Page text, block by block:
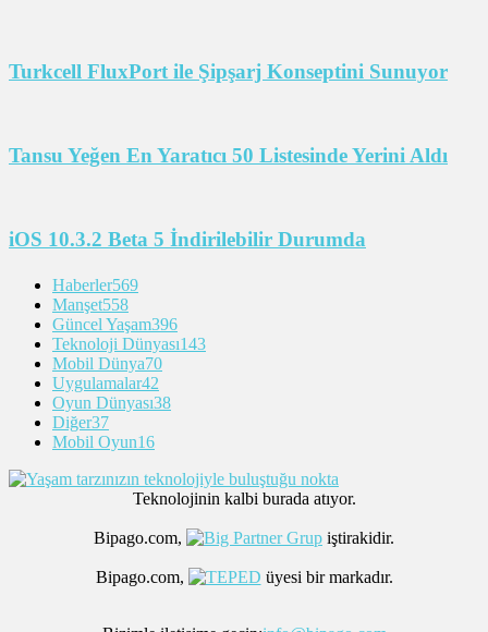
Turkcell FluxPort ile Şipşarj Konseptini Sunuyor
Tansu Yeğen En Yaratıcı 50 Listesinde Yerini Aldı
iOS 10.3.2 Beta 5 İndirilebilir Durumda
Haberler569
Manşet558
Güncel Yaşam396
Teknoloji Dünyası143
Mobil Dünya70
Uygulamalar42
Oyun Dünyası38
Diğer37
Mobil Oyun16
Teknolojinin kalbi burada atıyor.
Bipago.com, iştirakidir.
Bipago.com, üyesi bir markadır.